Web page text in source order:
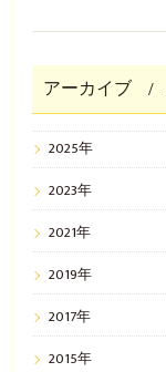
アーカイブ
2025年
2023年
2021年
2019年
2017年
2015年